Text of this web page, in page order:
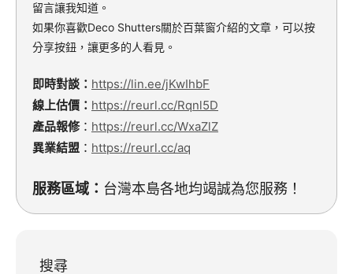
留言讓我知道。
如果你喜歡Deco Shutters關於百葉窗介紹的文章，可以按
分享按鈕，讓更多的人看見。
即時對談： https://lin.ee/jKwIhbF
線上估價： https://reurl.cc/Rqnl5D
產品報修： https://reurl.cc/WxaZlZ
異業結盟 ： https://reurl.cc/aq
服務區域： 台灣本島各地均竭誠為您服務！
搜尋